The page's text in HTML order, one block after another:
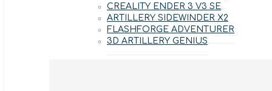
CREALITY ENDER 3 V3 SE
ARTILLERY SIDEWINDER X2
FLASHFORGE ADVENTURER
3D ARTILLERY GENIUS